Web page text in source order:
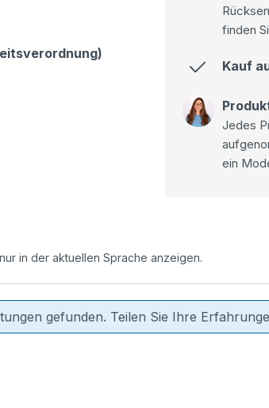
finden
Kauf
Jedes
ein
in der aktuellen Sprache anzeigen.
gefunden. Teilen Sie Ihre